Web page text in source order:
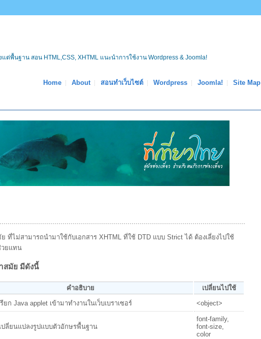
ต่พื้นฐาน สอน HTML,CSS, XHTML แนะนำการใช้งาน Wordpress & Joomla!
Home About สอนทำเว็บไซต์ Wordpress Joomla! Site Map
ที่ไม่สามารถนำมาใช้กับเอกสาร XHTML ที่ใช้ DTD แบบ Strict ได้ ต้องเลี่ยงไปใช้
วยแทน
สมัย มีดังนี้
คำอธิบาย
เปลี่ยนไปใช้
ยก Java applet เข้ามาทำงานในเว็บเบราเซอร์ <object>
ปลี่ยนแปลงรูปแบบตัวอักษรพื้นฐาน
font-family,
font-size,
color